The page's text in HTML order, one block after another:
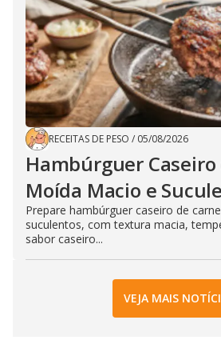
RECEITAS DE PESO / 05/08/2026
Hambúrguer Caseiro
Moída Macio e
Prepare hambúrguer caseiro de
suculentos, com textura macia,
sabor caseiro...
VEJA MAIS